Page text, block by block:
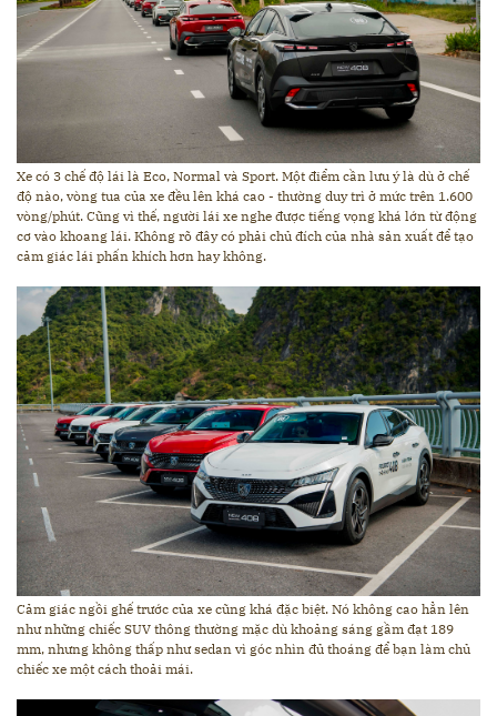
Xe có 3 chế độ lái là Eco, Normal và Sport. Một điểm cần lưu ý là dù ở chế
độ nào, vòng tua của xe đều lên khá cao - thường duy trì ở mức trên 1.600
vòng/phút. Cũng vì thế, người lái xe nghe được tiếng vọng khá lớn từ động
cơ vào khoang lái. Không rõ đây có phải chủ đích của nhà sản xuất để tạo
cảm giác lái phấn khích hơn hay không.
Cảm giác ngồi ghế trước của xe cũng khá đặc biệt. Nó không cao hẳn lên
như những chiếc SUV thông thường mặc dù khoảng sáng gầm đạt 189
mm, nhưng không thấp như sedan vì góc nhìn đủ thoáng để bạn làm chủ
chiếc xe một cách thoải mái.